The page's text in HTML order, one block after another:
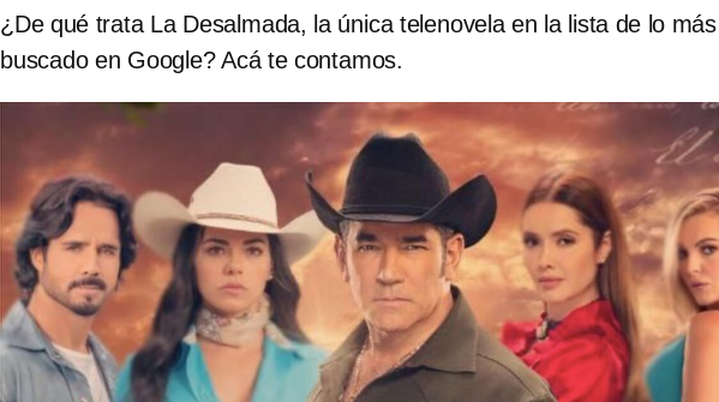
¿De qué trata La Desalmada, la única telenovela en la lista de lo más
buscado en Google? Acá te contamos.